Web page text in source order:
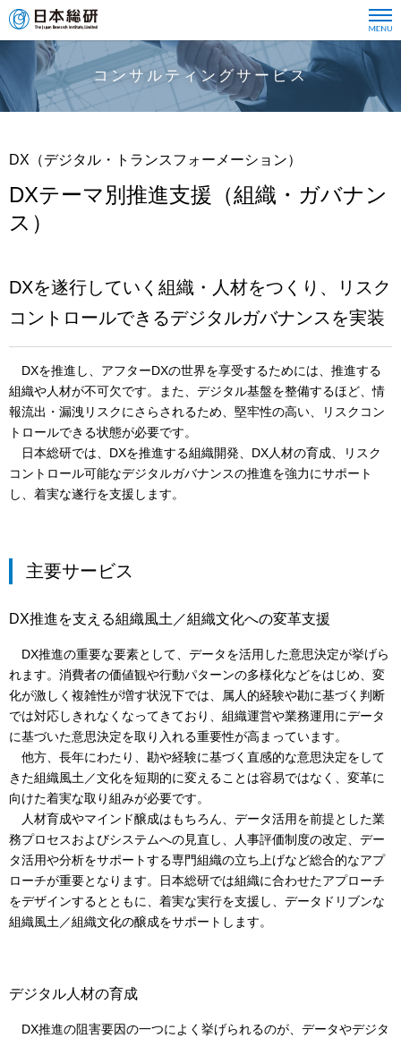
コンサルティングサービス
DX（デジタル・トランスフォーメーション）
DXテーマ別推進支援（組織・ガバナン
ス）
DXを遂行していく組織・人材をつくり、リスク
コントロールできるデジタルガバナンスを実装
DXを推進し、アフターDXの世界を享受するためには、推進する
組織や人材が不可欠です。また、デジタル基盤を整備するほど、情
報流出・漏洩リスクにさらされるため、堅牢性の高い、リスクコン
トロールできる状態が必要です。
日本総研では、DXを推進する組織開発、DX人材の育成、リスク
コントロール可能なデジタルガバナンスの推進を強力にサポート
し、着実な遂行を支援します。
主要サービス
DX推進を支える組織風土／組織文化への変革支援
DX推進の重要な要素として、データを活用した意思決定が挙げら
れます。消費者の価値観や行動パターンの多様化などをはじめ、変
化が激しく複雑性が増す状況下では、属人的経験や勘に基づく判断
では対応しきれなくなってきており、組織運営や業務運用にデータ
に基づいた意思決定を取り入れる重要性が高まっています。
他方、長年にわたり、勘や経験に基づく直感的な意思決定をして
きた組織風土／文化を短期的に変えることは容易ではなく、変革に
向けた着実な取り組みが必要です。
人材育成やマインド醸成はもちろん、データ活用を前提とした業
務プロセスおよびシステムへの見直し、人事評価制度の改定、デー
タ活用や分析をサポートする専門組織の立ち上げなど総合的なアプ
ローチが重要となります。日本総研では組織に合わせたアプローチ
をデザインするとともに、着実な実行を支援し、データドリブンな
組織風土／組織文化の醸成をサポートします。
デジタル人材の育成
DX推進の阻害要因の一つによく挙げられるのが、データやデジタ